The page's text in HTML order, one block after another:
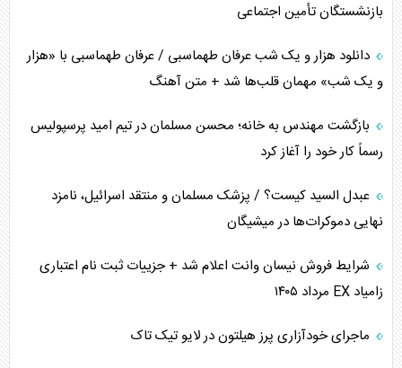
اوکراین بازوی مخرب آمریکا در غرب آسیا
اهمیت راهبردی اردن برای آمریکا
همسویی عربستان با سنتکام علیه متحدان ایران
ترامپ و توهم خلع سلاح حماس
چرا کویت به دنبال شریک امنیتی جدید است؟
اعتراف غرب به قدرت ایران در تثبیت معادلات
بازنشستگان تأمین اجتماعی
دانلود هزار و یک شب عرفان طهماسبی / عرفان طهماسبی با «هزار
و یک شب» مهمان قلب‌ها شد + متن آهنگ
بازگشت مهندس به خانه؛ محسن مسلمان در تیم امید پرسپولیس
رسماً کار خود را آغاز کرد
عبدل السید کیست؟ / پزشک مسلمان و منتقد اسرائیل، نامزد
نهایی دموکرات‌ها در میشیگان
شرایط فروش نیسان وانت اعلام شد + جزییات ثبت نام اعتباری
زامیاد EX مرداد ۱۴۰۵
ماجرای خودآزاری پرز هیلتون در لایو تیک تاک